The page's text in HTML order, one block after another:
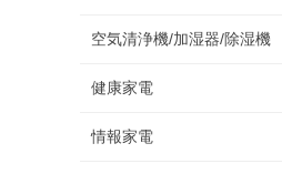
空気清浄機/加湿器/除湿機
健康家電
情報家電